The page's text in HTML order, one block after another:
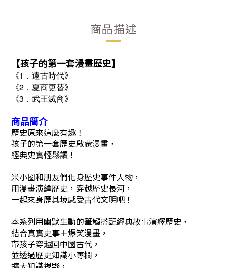
商品描述
【孩子的第一套漫畫歷史】
《1．遠古時代》
《2 ． 夏商更替》
《3 ．武王滅商》
商品簡介
歷史原來這麼有趣！
孩子的第一套歷史啟蒙漫畫，
經典史實輕鬆讀！
米小圈和朋友們化身歷史事件人物，
用漫畫演繹歷史，穿越歷史長河，
一起來身歷其境感受古代文明吧！
本系列用幽默生動的筆觸搭配經典故事演繹歷史，
結合真實史事＋爆笑漫畫，
帶孩子穿越回中國古代，
並透過歷史知識小專欄，